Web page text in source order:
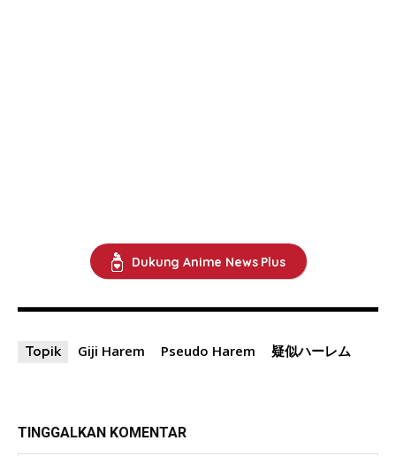
Dukung Anime News Plus
Topik Giji Harem Pseudo Harem 疑似ハーレム
TINGGALKAN KOMENTAR